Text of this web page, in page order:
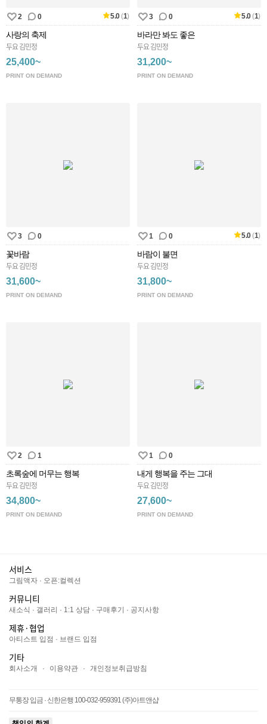
2 0 5.0(1)
사랑의 축제
두요 김민정
25,400~
PRINT ON DEMAND
3 0 5.0(1)
바라만 봐도 좋은
두요 김민정
31,200~
PRINT ON DEMAND
3 0
꽃바람
두요 김민정
31,600~
PRINT ON DEMAND
1 0 5.0(1)
바람이 불면
두요 김민정
31,800~
PRINT ON DEMAND
2 1
초록숲에 머무는 행복
두요 김민정
34,800~
PRINT ON DEMAND
1 0
내게 행복을 주는 그대
두요 김민정
27,600~
PRINT ON DEMAND
서비스
그림액자 · 오픈:컬렉션
커뮤니티
새소식 · 갤러리 · 1:1 상담 · 구매후기 · 공지사항
제휴·협업
아티스트 입점 · 브랜드 입점
기타
회사소개 · 이용약관 · 개인정보취급방침
무통장 입금 · 신한은행 100-032-959391 (주)아트앤샵